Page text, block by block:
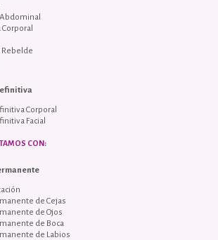
Rebelde
Corporal
Facial
CON:
de Cejas
de Ojos
de Boca
de Labios